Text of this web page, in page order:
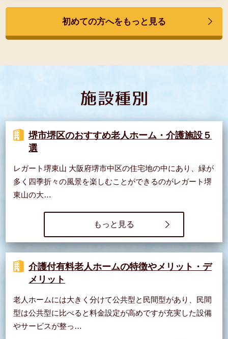
初めての方へをもっと見る
堺市堺区のおすすめ老人ホーム・介護施設５
選
レガート堺東山 大阪府堺市中区の住宅地の中にあり、緑が
多く四季折々の風景を楽しむことができるのがレガート堺
東山の大…
もっと見る
介護付有料老人ホームの特徴やメリット・デ
メリット
老人ホームには大きく分けて公共型と民間型があり、民間
型は公共型に比べると料金設定が高めですが充実した設備
やサービスが整っ…